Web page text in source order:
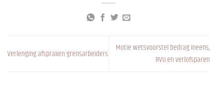
Verlenging afspraken grensarbeiders
Motie wetsvoorstel bedrag ineens,
RVU en verlofsparen